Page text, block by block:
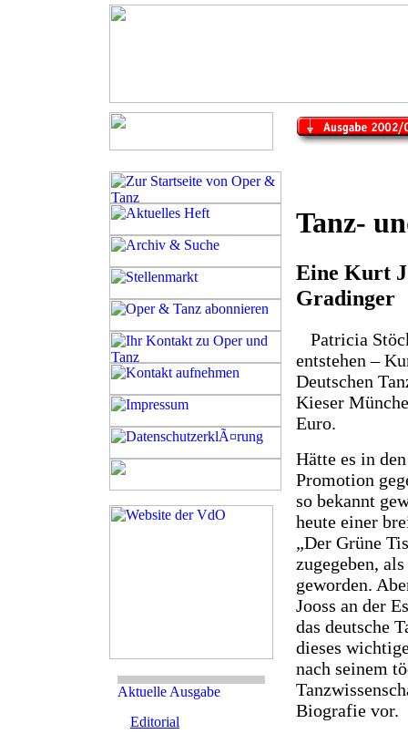
Editorial
Tanz-
Eine Kurt
Gradinger
Patricia
entstehen –
Deutschen
Kieser
Euro.
Hätte es in
Promotion
so bekannt
heute einer
„Der Grüne
zugegeben,
geworden.
Jooss an der
das deutsche
dieses
nach seinem
Biografie vor.